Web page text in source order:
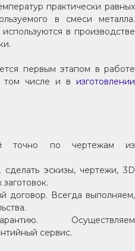
практически равных
в смеси металла.
в производстве
первым этапом в работе
том числе и в изготовлении
точно по чертежам из
сделать эскизы, чертежи, 3D
договор. Всегда выполняем,
Осуществляем
сервис.